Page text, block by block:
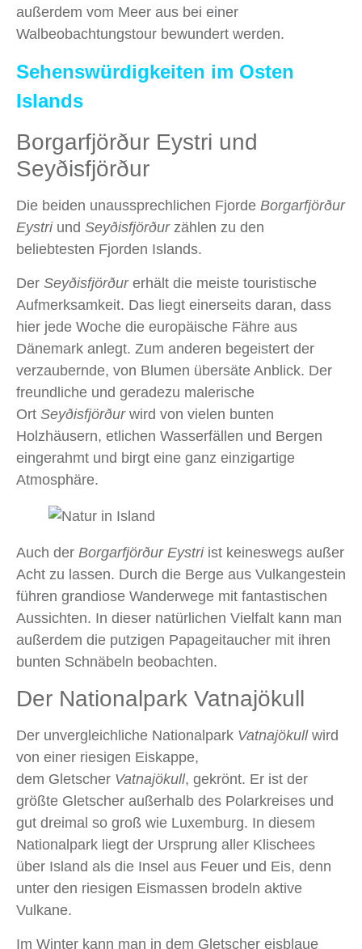
außerdem vom Meer aus bei einer
Walbeobachtungstour bewundert werden.
Sehenswürdigkeiten im Osten
Islands
Borgarfjörður Eystri und
Seyðisfjörður
Die beiden unaussprechlichen Fjorde Borgarfjörður
Eystriund Seyðisfjörðurzählen zu den
beliebtesten Fjorden Islands.
Der Seyðisfjörðurerhält die meiste touristische
Aufmerksamkeit. Das liegt einerseits daran, dass
hier jede Woche die europäische Fähre aus
Dänemark anlegt. Zum anderen begeistert der
verzaubernde, von Blumen übersäte Anblick. Der
freundliche und geradezu malerische
Ort Seyðisfjörðurwird von vielen bunten
Holzhäusern, etlichen Wasserfällen und Bergen
eingerahmt und birgt eine ganz einzigartige
Atmosphäre.
Auch der Borgarfjörður Eystriist keineswegs außer
Acht zu lassen. Durch die Berge aus Vulkangestein
führen grandiose Wanderwege mit fantastischen
Aussichten. In dieser natürlichen Vielfalt kann man
außerdem die putzigen Papageitaucher mit ihren
bunten Schnäbeln beobachten.
Der Nationalpark Vatnajökull
Der unvergleichliche Nationalpark Vatnajökullwird
von einer riesigen Eiskappe,
dem Gletscher Vatnajökull, gekrönt. Er ist der
größte Gletscher außerhalb des Polarkreises und
gut dreimal so groß wie Luxemburg. In diesem
Nationalpark liegt der Ursprung aller Klischees
über Island als die Insel aus Feuer und Eis, denn
unter den riesigen Eismassen brodeln aktive
Vulkane.
Im Winter kann man in dem Gletscher eisblaue